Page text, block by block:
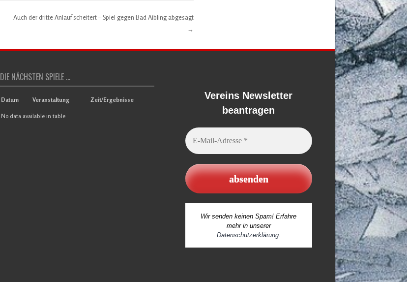
Auch der dritte Anlauf scheitert – Spiel gegen Bad Aibling abgesagt
→
DIE NÄCHSTEN SPIELE ...
Datum Veranstaltung Zeit/Ergebnisse
No data available in table
Vereins Newsletter
beantragen
Wir senden keinen Spam! Erfahre
mehr in unserer
Datenschutzerklärung.